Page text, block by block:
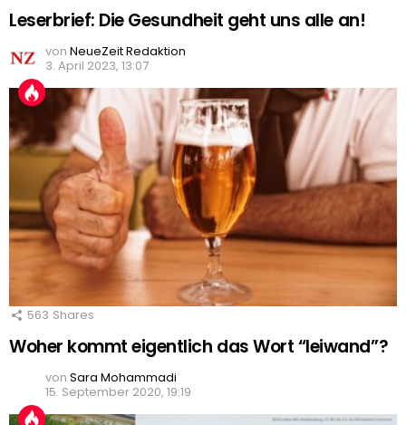
Leserbrief: Die Gesundheit geht uns alle an!
von NeueZeit Redaktion
3. April 2023, 13:07
563 Shares
Woher kommt eigentlich das Wort “leiwand”?
von Sara Mohammadi
15. September 2020, 19:19